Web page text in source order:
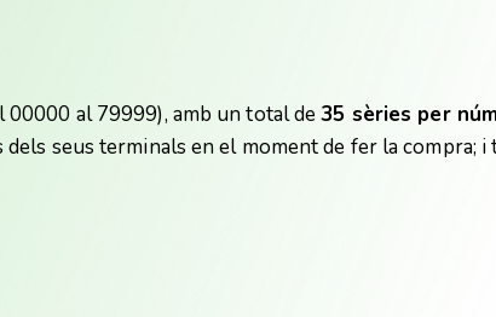
00000 al 79999), amb un total de35 sèries per
seus terminals en el moment de fer la compra;